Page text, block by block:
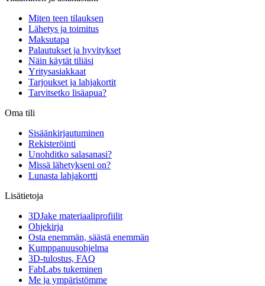
Miten teen tilauksen
Lähetys ja toimitus
Maksutapa
Palautukset ja hyvitykset
Näin käytät tiliäsi
Yritysasiakkaat
Tarjoukset ja lahjakortit
Tarvitsetko lisäapua?
Oma tili
Sisäänkirjautuminen
Rekisteröinti
Unohditko salasanasi?
Missä lähetykseni on?
Lunasta lahjakortti
Lisätietoja
3DJake materiaaliprofiilit
Ohjekirja
Osta enemmän, säästä enemmän
Kumppanuusohjelma
3D-tulostus, FAQ
FabLabs tukeminen
Me ja ympäristömme